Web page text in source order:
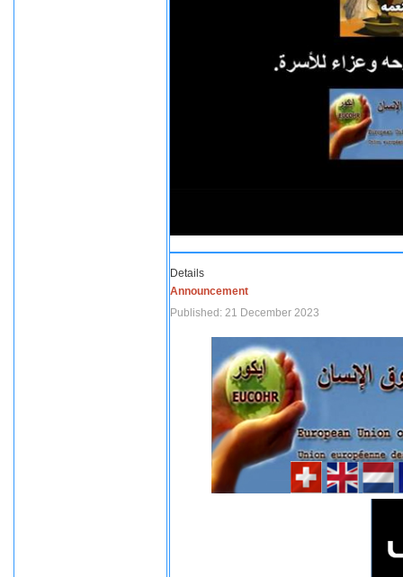
Details
Announcement
Published: 21 December 2023